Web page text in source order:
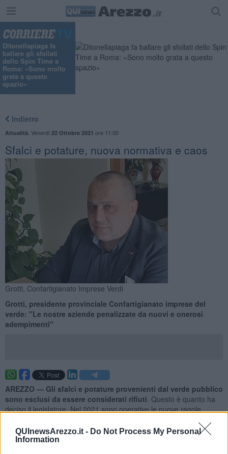
QUInewsArezzo.it - Do Not Process My Personal
Information
Ditonellapiaga fa
ballare gli sfollati
dello Spin Time a
Roma: «Sono molto
grata a questo
spazio»
Indietro
Attualità Venerdì 22 Ottobre 2021 ore 11:00
Sfalci e potature, nuova normativa e caos
Grotti, Confartigianato Imprese Verdi
Grotti, presidente provinciale Confartigianato imprese del
verde: "Le nostre aziende penalizzate da nuovi e onerosi
adempimenti"
AREZZO — Gli sfalci e potature provenienti dal verde pubblico
sono esclusi da essere considerati rifiuti . Questo è quanto ha
deciso il legislatore. Nel 2021 sono operative le nuove regole.
della natura del rifiuto stesso. Sono consideratiurbani(e quindi da
trasportare verso i centri di raccolta comunali) se prodotti da verde